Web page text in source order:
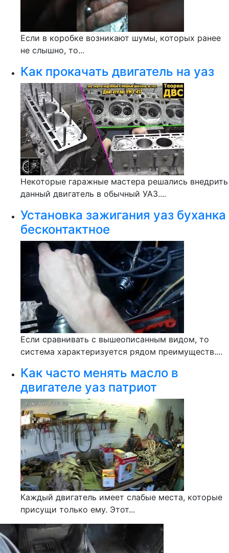
Если в коробке возникают шумы, которых ранее
не слышно, то...
Как прокачать двигатель на уаз
Некоторые гаражные мастера решались внедрить
данный двигатель в обычный УАЗ....
Установка зажигания уаз буханка
бесконтактное
Если сравнивать с вышеописанным видом, то
система характеризуется рядом преимуществ....
Как часто менять масло в
двигателе уаз патриот
Каждый двигатель имеет слабые места, которые
присущи только ему. Этот...